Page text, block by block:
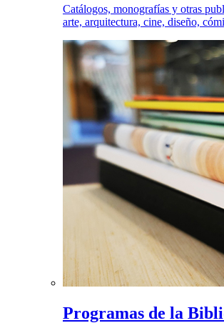
Catálogos, monografías y otras
arte, arquitectura, cine, diseño,
Programas de la